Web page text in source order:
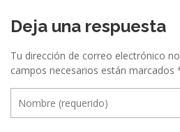
Deja una respuesta
Tu dirección de correo electrónico
campos necesarios están marcados